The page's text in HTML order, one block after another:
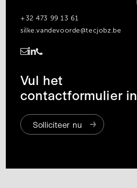
+32 473 99 13 61
silke.vandevoorde@tecjobz.be
Vul het
contactformulier in
Solliciteer nu